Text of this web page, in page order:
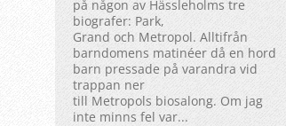
på någon av Hässleholms tre
biografer: Park,
Grand och Metropol. Alltifrån
barndomens matinéer då en hord
barn pressade på varandra vid
trappan ner
till Metropols biosalong. Om jag
inte minns fel var...